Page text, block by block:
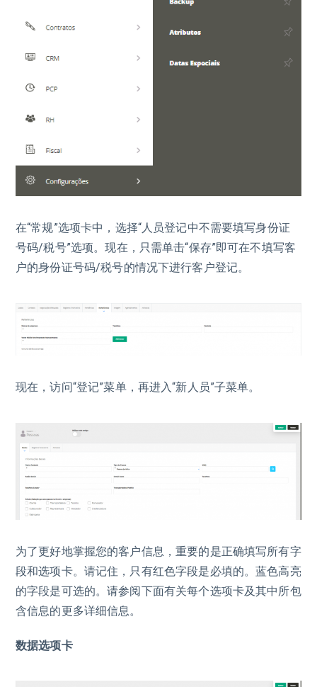
在“常规”选项卡中，选择“人员登记中不需要填写身份证
号码/税号”选项。现在，只需单击“保存”即可在不填写客
户的身份证号码/税号的情况下进行客户登记。
现在，访问“登记”菜单，再进入“新人员”子菜单。
为了更好地掌握您的客户信息，重要的是正确填写所有字
段和选项卡。请记住，只有红色字段是必填的。蓝色高亮
的字段是可选的。请参阅下面有关每个选项卡及其中所包
含信息的更多详细信息。
数据选项卡